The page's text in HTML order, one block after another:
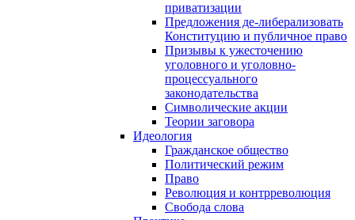
приватизации
Предложения де-либерализовать
Конституцию и публичное право
Призывы к ужесточению
уголовного и уголовно-
процессуального
законодательства
Символические акции
Теории заговора
Идеология
Гражданское общество
Политический режим
Право
Революция и контрреволюция
Свобода слова